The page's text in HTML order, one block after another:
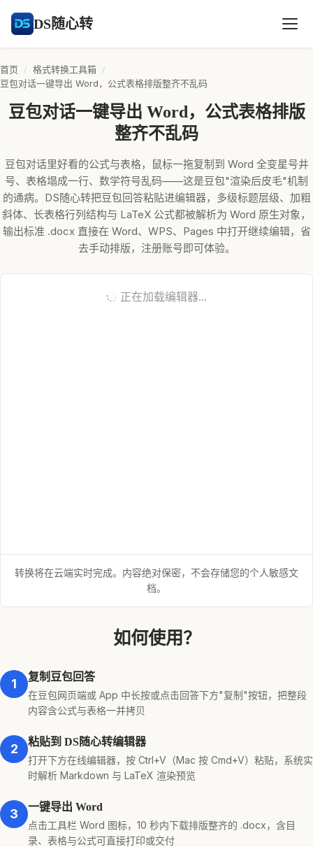
DS随心转
首页 / 格式转换工具箱 /
豆包对话一键导出 Word，公式表格排版整齐不乱码
豆包对话一键导出 Word，公式表格排版
整齐不乱码
豆包对话里好看的公式与表格，鼠标一拖复制到 Word 全变星号井
号、表格塌成一行、数学符号乱码——这是豆包"渲染后皮毛"机制
的通病。DS随心转把豆包回答粘贴进编辑器，多级标题层级、加粗
斜体、长表格行列结构与 LaTeX 公式都被解析为 Word 原生对象，
输出标准 .docx 直接在 Word、WPS、Pages 中打开继续编辑，省
去手动排版，注册账号即可体验。
正在加载编辑器...
转换将在云端实时完成。内容绝对保密，不会存储您的个人敏感文
档。
如何使用？
1
复制豆包回答
在豆包网页端或 App 中长按或点击回答下方"复制"按钮，把整段
内容含公式与表格一并拷贝
2
粘贴到 DS随心转编辑器
打开下方在线编辑器，按 Ctrl+V（Mac 按 Cmd+V）粘贴，系统实
时解析 Markdown 与 LaTeX 渲染预览
3
一键导出 Word
点击工具栏 Word 图标，10 秒内下载排版整齐的 .docx，含目
录、表格与公式可直接打印或交付